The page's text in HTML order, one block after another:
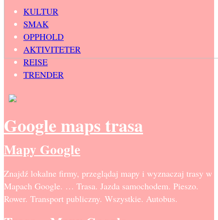
KULTUR
SMAK
OPPHOLD
AKTIVITETER
REISE
TRENDER
Google maps trasa
Mapy Google
Znajdź lokalne firmy, przeglądaj mapy i wyznaczaj trasy w
Mapach Google. … Trasa. Jazda samochodem. Pieszo.
Rower. Transport publiczny. Wszystkie. Autobus.